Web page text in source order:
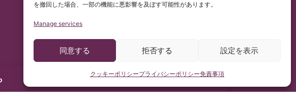
を撤回した場合、一部の機能に悪影響を及ぼす可能性があります。
Manage services
同意する 拒否する 設定を表示
クッキーポリシープライバシーポリシー免責事項